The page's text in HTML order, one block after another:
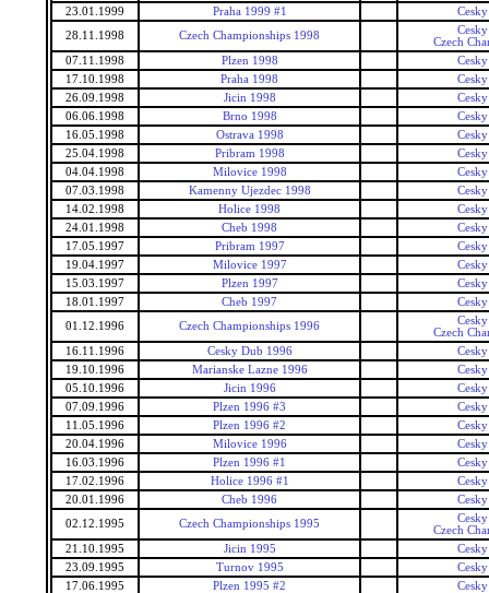
23.01.1999
Praha 1999 #1
28.11.1998
Czech Championships 1998
Czech
07.11.1998
Plzen 1998
17.10.1998
Praha 1998
26.09.1998
Jicin 1998
06.06.1998
Brno 1998
16.05.1998
Ostrava 1998
25.04.1998
Pribram 1998
04.04.1998
Milovice 1998
07.03.1998
Kamenny Ujezdec 1998
14.02.1998
Holice 1998
24.01.1998
Cheb 1998
17.05.1997
Pribram 1997
19.04.1997
Milovice 1997
15.03.1997
Plzen 1997
18.01.1997
Cheb 1997
01.12.1996
Czech Championships 1996
Czech
16.11.1996
Cesky Dub 1996
19.10.1996
Marianske Lazne 1996
05.10.1996
Jicin 1996
07.09.1996
Plzen 1996 #3
11.05.1996
Plzen 1996 #2
20.04.1996
Milovice 1996
16.03.1996
Plzen 1996 #1
17.02.1996
Holice 1996 #1
20.01.1996
Cheb 1996
02.12.1995
Czech Championships 1995
Czech
21.10.1995
Jicin 1995
23.09.1995
Turnov 1995
17.06.1995
Plzen 1995 #2